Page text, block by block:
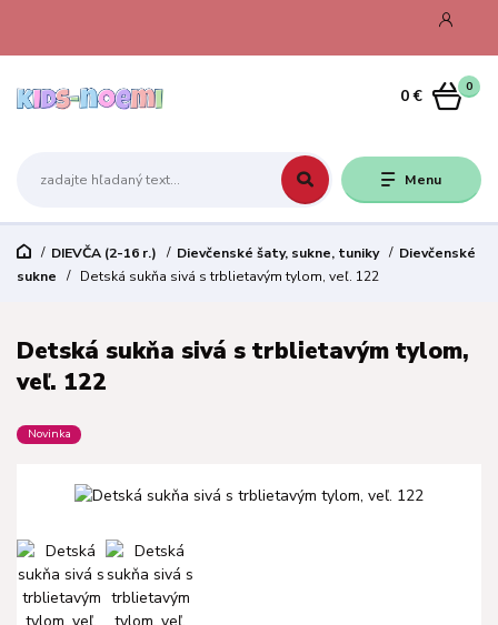
Menu
0
0 €
DIEVČA (2-16 r.) Dievčenské šaty, sukne, tuniky
Dievčenské
sukne
Detská sukňa sivá s trblietavým tylom, veľ. 122
Detská sukňa sivá s trblietavým tylom,
veľ. 122
Novinka